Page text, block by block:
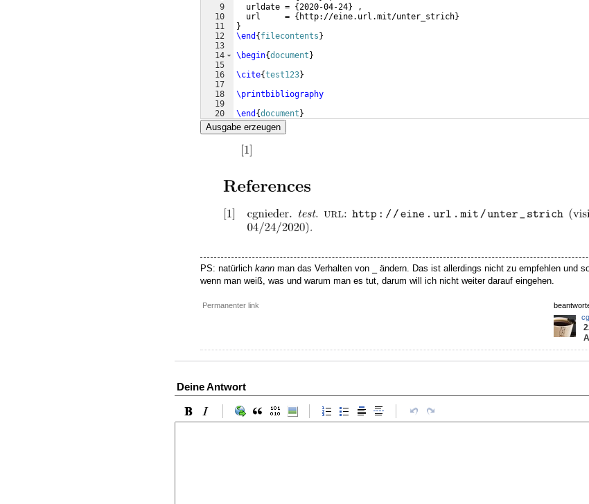
9
10
11
12
13
14
15
16
17
18
19
20
  urldate =
{2020-04-24} ,
  url     =
{ http://eine.url.mit/unter_strich}
}
\end { filecontents }
\begin{document }
\cite{test123}
\printbibliography
\end {document }
Ausgabe erzeugen
PS: natürlich kann man das Verhalten von
ändern. Das ist allerdings nicht zu empfehlen und
wenn man weiß, was und warum man es tut, darum will ich nicht weiter darauf eingehen.
Permanenter link
Deine Antwort